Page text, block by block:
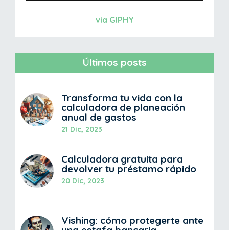
via GIPHY
Últimos posts
Transforma tu vida con la
calculadora de planeación
anual de gastos
21 Dic, 2023
Calculadora gratuita para
devolver tu préstamo rápido
20 Dic, 2023
Vishing: cómo protegerte ante